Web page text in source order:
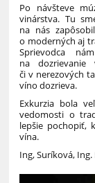
Po návšteve
vinárstva. Tu
na nás
o moderných aj
Sprievodca
na
či v nerezových
víno dozrieva.
Exkurzia bola
vedomosti o
lepšie pochopiť,
vína.
Ing, Suríková,